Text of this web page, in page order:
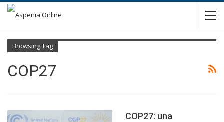
Browsing Tag
COP27
COP27: una